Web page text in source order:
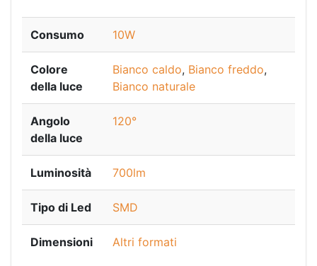
Consumo 10W
Colore
della luce
Bianco caldo, Bianco freddo,
Bianco naturale
Angolo
della luce
120°
Luminosità 700lm
Tipo di Led SMD
Dimensioni Altri formati